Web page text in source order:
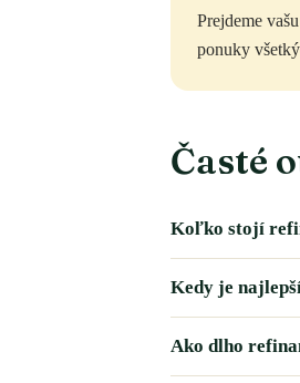
Prejdeme
ponuky
Časté
Koľko stojí
Kedy je
Ako dlho